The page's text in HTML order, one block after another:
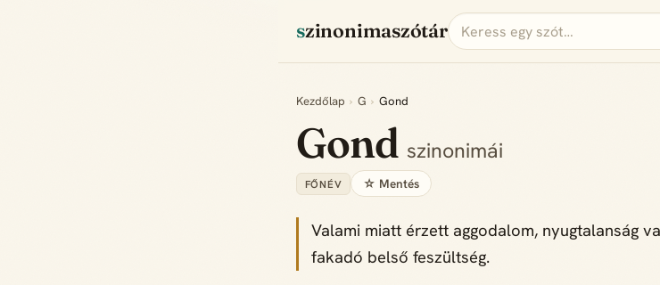
szinonimaszótár
Kezdőlap › G › Gond
Gond szinonimái
FŐNÉV ☆ Mentés
Valami miatt érzett aggodalom, nyugtalanság
fakadó belső feszültség.